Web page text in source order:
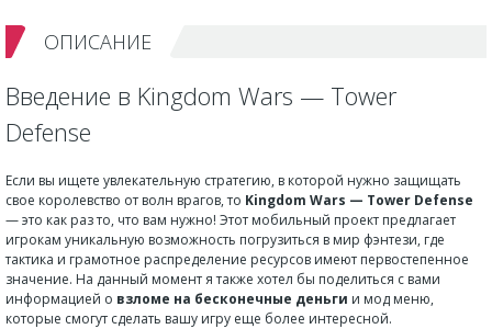
ОПИСАНИЕ
Введение в Kingdom Wars — Tower
Defense
Если вы ищете увлекательную стратегию, в которой нужно защищать
свое королевство от волн врагов, то Kingdom Wars — Tower Defense
— это как раз то, что вам нужно! Этот мобильный проект предлагает
игрокам уникальную возможность погрузиться в мир фэнтези, где
тактика и грамотное распределение ресурсов имеют первостепенное
значение. На данный момент я также хотел бы поделиться с вами
информацией о взломе на бесконечные деньги и мод меню,
которые смогут сделать вашу игру еще более интересной.